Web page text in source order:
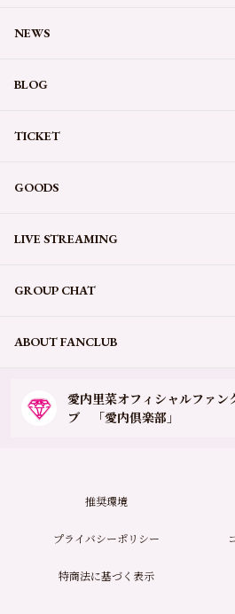
NEWS
BLOG
TICKET
GOODS
LIVE STREAMING
GROUP CHAT
ABOUT FANCLUB
愛内里菜オフィシャルファン
ブ 「愛内倶楽部」
推奨環境
プライバシーポリシー
特商法に基づく表示